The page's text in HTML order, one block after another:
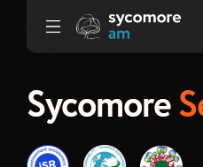
Vai al contenuto
Sycomore